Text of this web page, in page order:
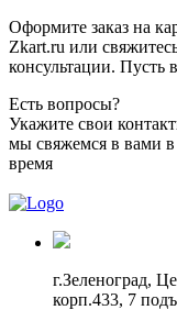
Оформите заказ на
Zkart.ru или
консультации. Пусть
Есть вопросы?
Укажите свои
мы свяжемся в вами
время
г.Зеленоград,
корп.433, 7